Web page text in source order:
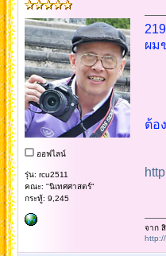
ออฟไลน์
รุ่น: rcu2511
คณะ: "นิเทศศาสตร์"
กระทู้: 9,245
219
ผม
ต้อ
จาก